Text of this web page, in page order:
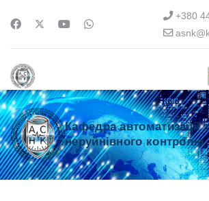
+380
Кафедра автоматизації
неруйнівного контролю